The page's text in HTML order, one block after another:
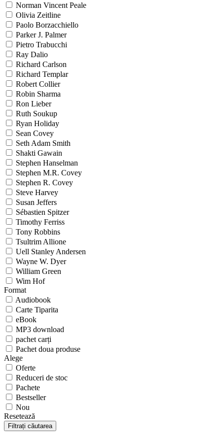
Norman Vincent Peale
Olivia Zeitline
Paolo Borzacchiello
Parker J. Palmer
Pietro Trabucchi
Ray Dalio
Richard Carlson
Richard Templar
Robert Collier
Robin Sharma
Ron Lieber
Ruth Soukup
Ryan Holiday
Sean Covey
Seth Adam Smith
Shakti Gawain
Stephen Hanselman
Stephen M.R. Covey
Stephen R. Covey
Steve Harvey
Susan Jeffers
Sébastien Spitzer
Timothy Ferriss
Tony Robbins
Tsultrim Allione
Uell Stanley Andersen
Wayne W. Dyer
William Green
Wim Hof
Format
Audiobook
Carte Tiparita
eBook
MP3 download
pachet carți
Pachet doua produse
Alege
Oferte
Reduceri de stoc
Pachete
Bestseller
Nou
Resetează
Filtrați căutarea